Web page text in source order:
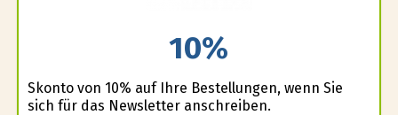
10%
Skonto von 10% auf Ihre Bestellungen, wenn Sie
sich für das Newsletter anschreiben.